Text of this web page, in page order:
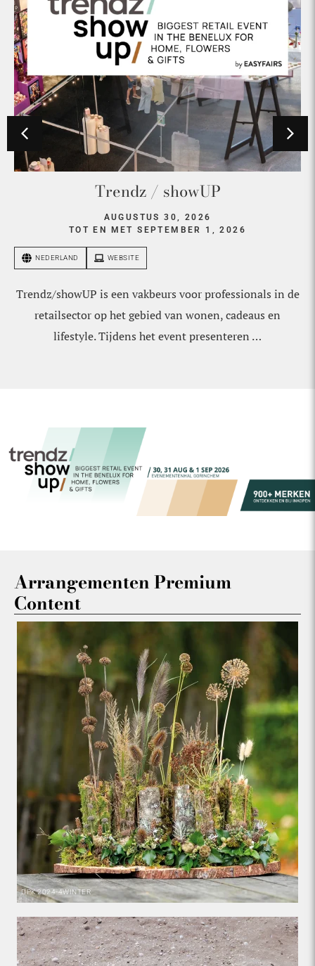
Trendz / showUP
AUGUSTUS 30, 2026
TOT EN MET SEPTEMBER 1, 2026
NEDERLAND WEBSITE
Trendz/showUP is een vakbeurs voor professionals in de
retailsector op het gebied van wonen, cadeaus en
lifestyle. Tijdens het event presenteren …
Arrangementen Premium
Content
DPK 2024-4WINTER